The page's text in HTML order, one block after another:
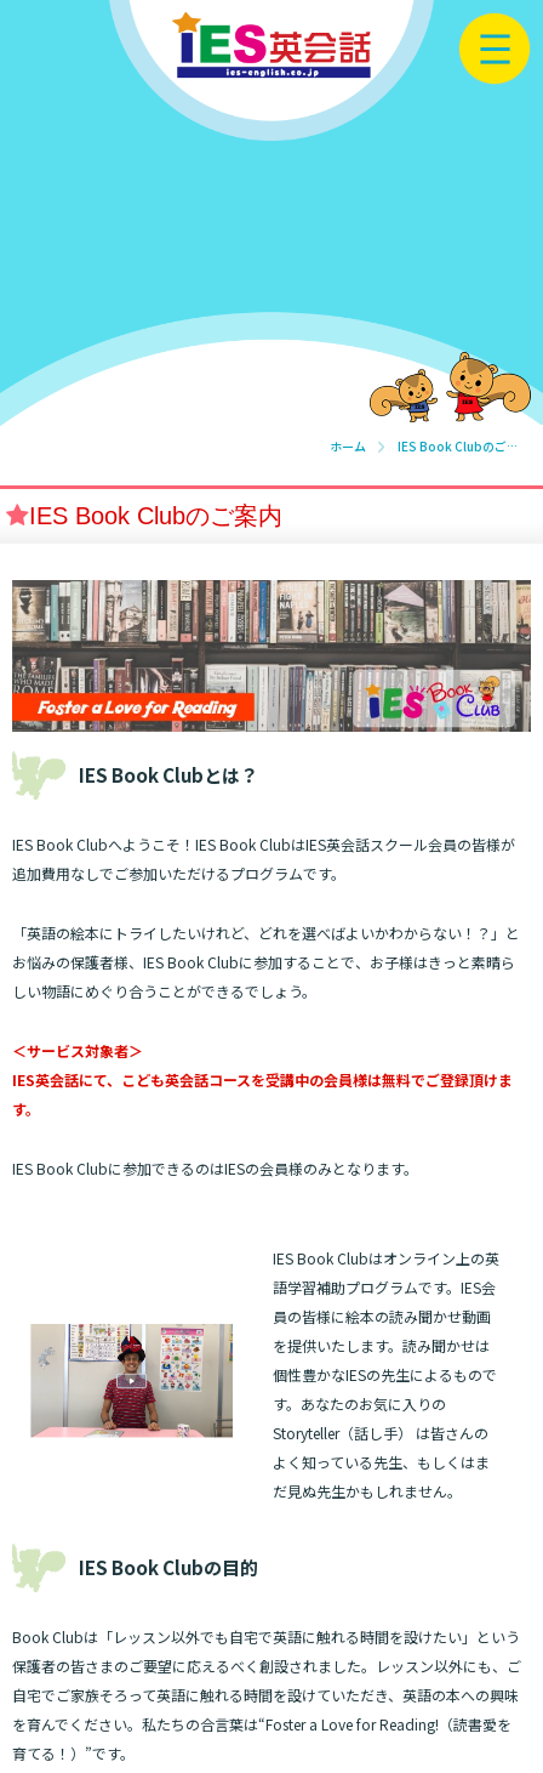
ホーム IES Book Clubのご案内
IES Book Clubのご案内
IES Book Clubとは？
IES Book Clubへようこそ！IES Book ClubはIES英会話スクール会員の皆様が
追加費用なしでご参加いただけるプログラムです。
「英語の絵本にトライしたいけれど、どれを選べばよいかわからない！？」と
お悩みの保護者様、IES Book Clubに参加することで、お子様はきっと素晴ら
しい物語にめぐり合うことができるでしょう。
＜サービス対象者＞
IES英会話にて、こども英会話コースを受講中の会員様は無料でご登録頂けま
す。
IES Book Clubに参加できるのはIESの会員様のみとなります。
IES Book Clubはオンライン上の英
語学習補助プログラムです。IES会
員の皆様に絵本の読み聞かせ動画
を提供いたします。読み聞かせは
個性豊かなIESの先生によるもので
す。あなたのお気に入りの
Storyteller（話し手） は皆さんの
よく知っている先生、もしくはま
だ見ぬ先生かもしれません。
IES Book Clubの目的
Book Clubは「レッスン以外でも自宅で英語に触れる時間を設けたい」という
保護者の皆さまのご要望に応えるべく創設されました。レッスン以外にも、ご
自宅でご家族そろって英語に触れる時間を設けていただき、英語の本への興味
を育んでください。私たちの合言葉は“Foster a Love for Reading!（読書愛を
育てる！）”です。